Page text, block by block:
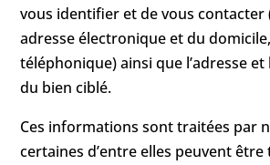
vous identifier et de vous contacter
adresse électronique et du
téléphonique) ainsi que l’adresse
du bien ciblé.
Ces informations sont traitées par
certaines d’entre elles peuvent